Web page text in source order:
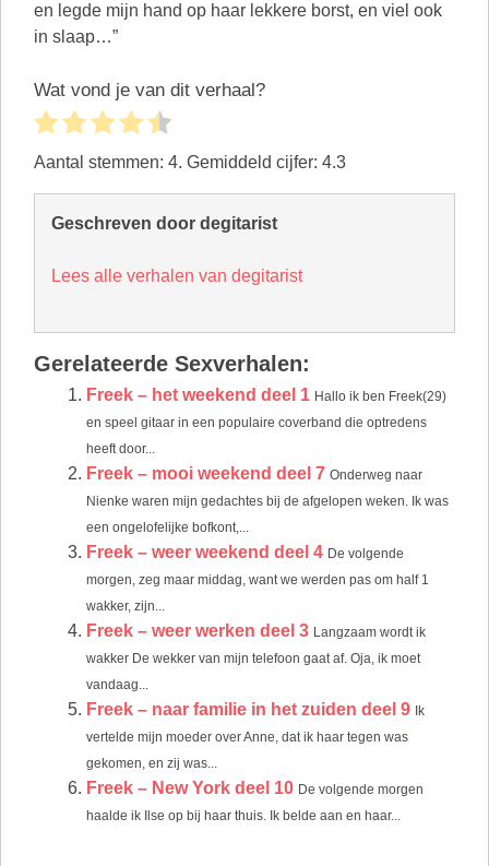
en legde mijn hand op haar lekkere borst, en viel ook
in slaap…”
Wat vond je van dit verhaal?
Aantal stemmen: 4. Gemiddeld cijfer: 4.3
Geschreven door degitarist
Lees alle verhalen van degitarist
Gerelateerde Sexverhalen:
Freek – het weekend deel 1 Hallo ik ben Freek(29)
en speel gitaar in een populaire coverband die optredens
heeft door...
Freek – mooi weekend deel 7 Onderweg naar
Nienke waren mijn gedachtes bij de afgelopen weken. Ik was
een ongelofelijke bofkont,...
Freek – weer weekend deel 4 De volgende
morgen, zeg maar middag, want we werden pas om half 1
wakker, zijn...
Freek – weer werken deel 3 Langzaam wordt ik
wakker De wekker van mijn telefoon gaat af. Oja, ik moet
vandaag...
Freek – naar familie in het zuiden deel 9 Ik
vertelde mijn moeder over Anne, dat ik haar tegen was
gekomen, en zij was...
Freek – New York deel 10 De volgende morgen
haalde ik Ilse op bij haar thuis. Ik belde aan en haar...